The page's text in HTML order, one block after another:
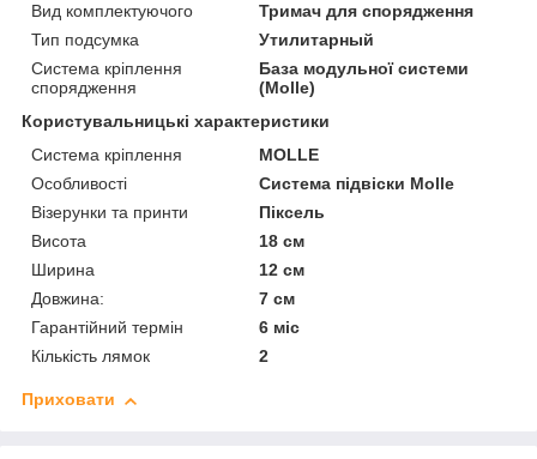
Вид комплектуючого
Тримач для спорядження
Тип подсумка
Утилитарный
Система кріплення
спорядження
База модульної системи
(Molle)
Користувальницькі характеристики
Система кріплення
MOLLE
Особливості
Система підвіски Molle
Візерунки та принти
Піксель
Висота
18 см
Ширина
12 см
Довжина:
7 см
Гарантійний термін
6 міс
Кількість лямок
2
Приховати